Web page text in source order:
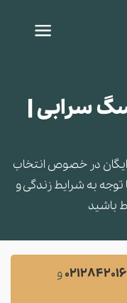
سرابی |
در خصوص انتخاب
توجه به شرایط زندگی و
باشید
و